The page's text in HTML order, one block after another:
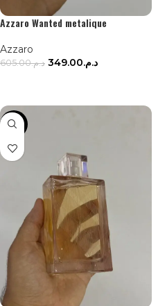
Azzaro Wanted metalique
Azzaro
د.م.605.00 د.م.349.00
-14%